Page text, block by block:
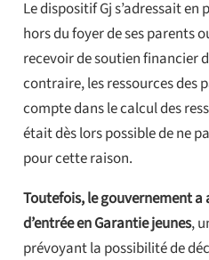
Le dispositif Gj s’adressait
hors du foyer de ses parents
recevoir de soutien financier
contraire, les ressources des
compte dans le calcul des
était dès lors possible de ne
pour cette raison.
Toutefois, le gouvernement
d’entrée en Garantie jeunes,
prévoyant la possibilité de